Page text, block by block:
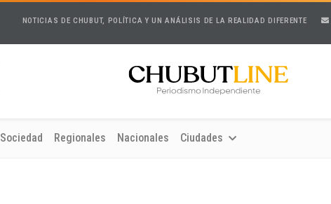
NOTICIAS DE CHUBUT, POLÍTICA Y UN ANÁLISIS DE LA REALIDAD DIFERENTE
Sociedad Regionales Nacionales Ciudades